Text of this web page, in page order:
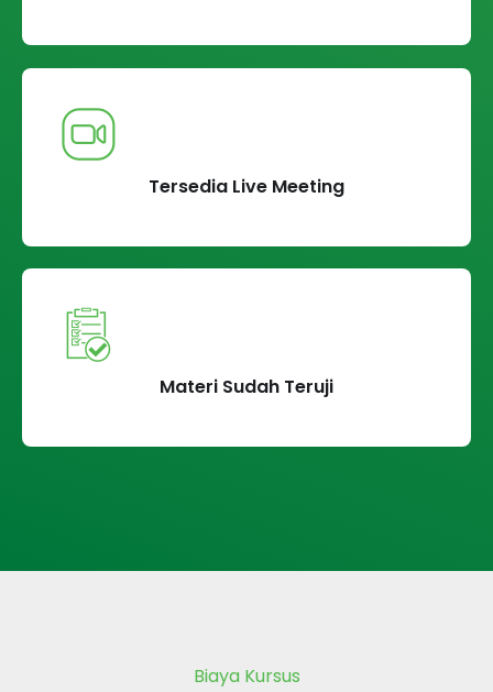
Tersedia Live Meeting
Materi Sudah Teruji
Biaya Kursus